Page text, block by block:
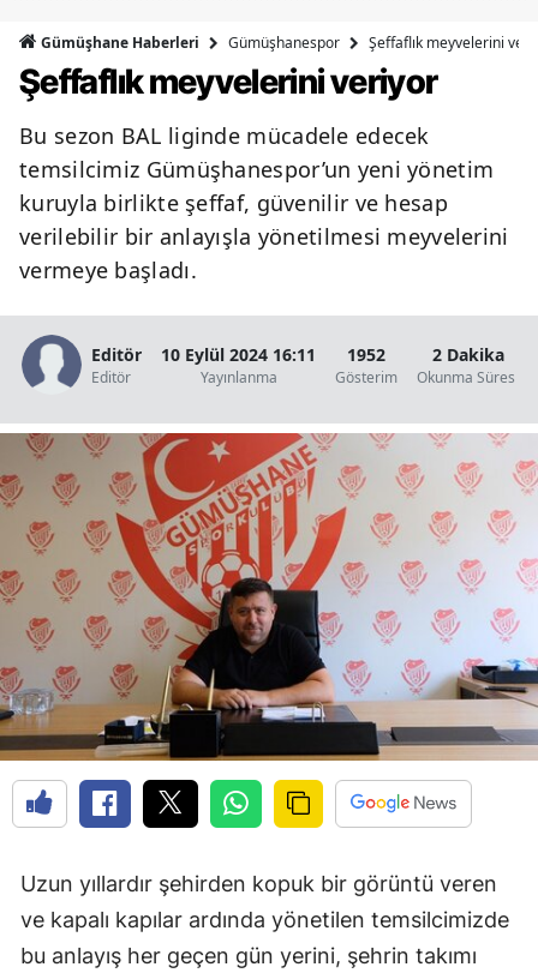
Bingöl
Bitlis
Bolu
Burdur
Çanakkale
Çankırı
Çorum
Denizli
Diyarbakır
Edirne
Elazığ
Erzincan
Erzurum
Eskişehir
Gaziantep
Gümüşhane
Hakkari
Gümüşhane Haberleri Gümüşhanespor Şeffaflık meyvelerini
Şeffaflık meyvelerini veriyor
Bu sezon BAL liginde mücadele edecek
temsilcimiz Gümüşhanespor’un yeni yönetim
kuruyla birlikte şeffaf, güvenilir ve hesap
verilebilir bir anlayışla yönetilmesi meyvelerini
vermeye başladı.
Editör
Editör
10 Eylül 2024 16:11
Yayınlanma
1952
Gösterim
2 Dakika
Okunma Süresi
Uzun yıllardır şehirden kopuk bir görüntü veren
ve kapalı kapılar ardında yönetilen temsilcimizde
bu anlayış her geçen gün yerini, şehrin takımı